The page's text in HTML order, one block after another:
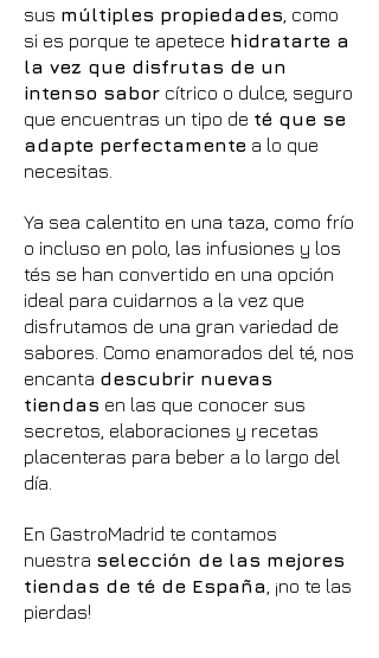
sus múltiples propiedades , como
si es porque te apetece hidratarte a
la vez que disfrutas de un
intenso sabor cítrico o dulce, seguro
que encuentras un tipo de té que se
adapte perfectamente a lo que
necesitas.
Ya sea calentito en una taza, como frío
o incluso en polo, las infusiones y los
tés se han convertido en una opción
ideal para cuidarnos a la vez que
disfrutamos de una gran variedad de
sabores. Como enamorados del té, nos
encanta descubrir nuevas
tiendas en las que conocer sus
secretos, elaboraciones y recetas
placenteras para beber a lo largo del
día.
En GastroMadrid te contamos
nuestra selección de las mejores
tiendas de té de España , ¡no te las
pierdas!